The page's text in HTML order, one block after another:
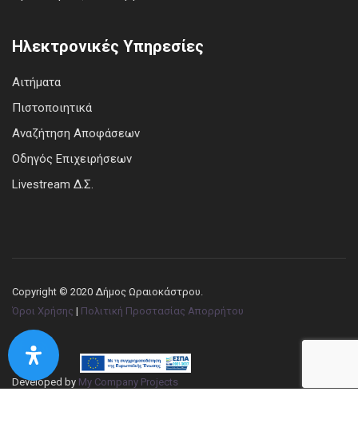
Ηλεκτρονικές Υπηρεσίες
Αιτήματα
Πιστοποιητικά
Αναζήτηση Αποφάσεων
Οδηγός Επιχειρήσεων
Livestream Δ.Σ.
Copyright © 2020 Δήμος Ωραιοκάστρου.
Όροι Χρήσης | Πολιτική Προστασίας Απορρήτου
Developed by My Company Projects